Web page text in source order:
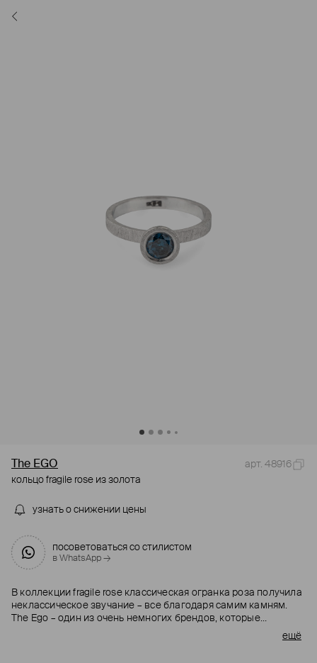
The EGO
арт. 48916
кольцо fragile rose из золота
узнать о снижении цены
посоветоваться со стилистом
в WhatsApp →
В коллекции fragile rose классическая огранка роза получила
неклассическое звучание – все благодаря самим камням.
The Ego – один из очень немногих брендов, которые
работают с бриллиантами соль и перец. Внутри каждого из
ещё